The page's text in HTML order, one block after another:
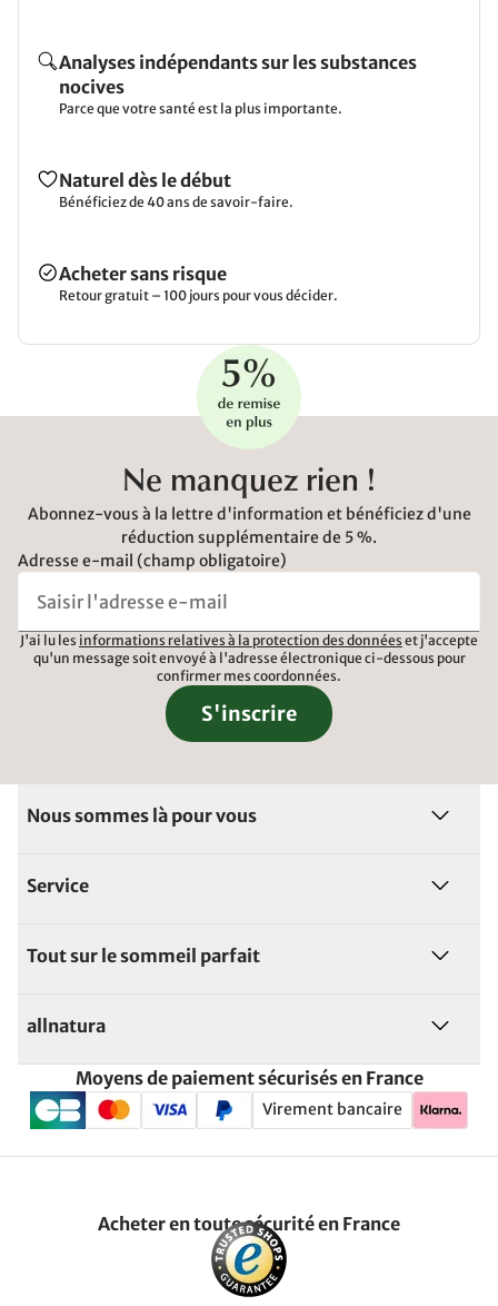
Analyses indépendants sur les substances
nocives
Parce que votre santé est la plus importante.
Naturel dès le début
Bénéficiez de 40 ans de savoir-faire.
Acheter sans risque
Retour gratuit – 100 jours pour vous décider.
Ne manquez rien !
Abonnez-vous à la lettre d'information et bénéficiez d'une
réduction supplémentaire de 5 %.
Adresse e-mail (champ obligatoire)
J'ai lu les informations relatives à la protection des données et j'accepte
qu'un message soit envoyé à l'adresse électronique ci-dessous pour
confirmer mes coordonnées.
S'inscrire
Nous sommes là pour vous
Service
Tout sur le sommeil parfait
allnatura
Moyens de paiement sécurisés en France
Virement bancaire
Acheter en toute sécurité en France